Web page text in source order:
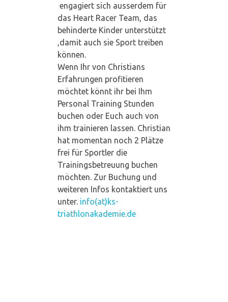
d
T
o
p
S
p
o
r
engagiert sich ausserdem für
das Heart Racer Team, das
behinderte Kinder unterstützt
,damit auch sie Sport treiben
können.
Wenn Ihr von Christians
Erfahrungen profitieren
möchtet könnt ihr bei Ihm
Personal Training Stunden
buchen oder Euch auch von
ihm trainieren lassen. Christian
hat momentan noch 2 Plätze
frei für Sportler die
Trainingsbetreuung buchen
möchten. Zur Buchung und
weiteren Infos kontaktiert uns
unter. info(at)ks-
triathlonakademie.de